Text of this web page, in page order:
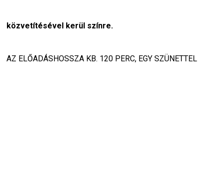
közvetítésével kerül színre.
AZ ELŐADÁSHOSSZA KB. 120 PERC, EGY SZÜNETTEL